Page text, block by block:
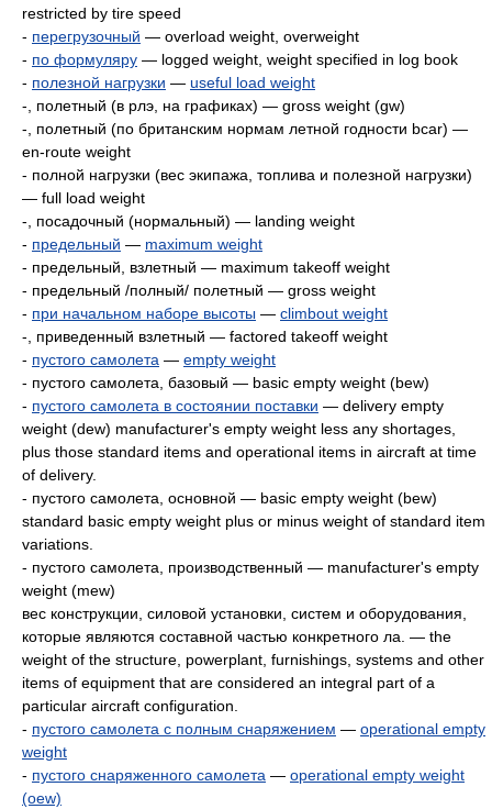
restricted by tire speed
- перегрузочный — overload weight, overweight
- по формуляру — logged weight, weight specified in log book
- полезной нагрузки — useful load weight
-, полетный (в рлэ, на графиках) — gross weight (gw)
-, полетный (по британским нормам летной годности bcar) —
en-route weight
- полной нагрузки (вес экипажа, топлива и полезной нагрузки)
— full load weight
-, посадочный (нормальный) — landing weight
- предельный — maximum weight
- предельный, взлетный — maximum takeoff weight
- предельный /полный/ полетный — gross weight
- при начальном наборе высоты — climbout weight
-, приведенный взлетный — factored takeoff weight
- пустого самолета — empty weight
- пустого самолета, базовый — basic empty weight (bew)
- пустого самолета в состоянии поставки — delivery empty
weight (dew) manufacturer's empty weight less any shortages,
plus those standard items and operational items in aircraft at time
of delivery.
- пустого самолета, основной — basic empty weight (bew)
standard basic empty weight plus or minus weight of standard item
variations.
- пустого самолета, производственный — manufacturer's empty
weight (mew)
вес конструкции, силовой установки, систем и оборудования,
которые являются составной частью конкретного ла. — the
weight of the structure, powerplant, furnishings, systems and other
items of equipment that are considered an integral part of a
particular aircraft configuration.
- пустого самолета с полным снаряжением — operational empty
weight
- пустого снаряженного самолета — operational empty weight
(oew)